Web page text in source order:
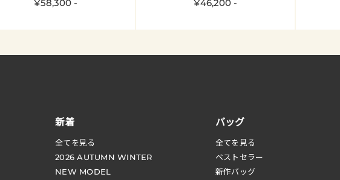
¥58,300 - ¥46,200 -
新着
全てを見る
2026 AUTUMN WINTER
NEW MODEL
バッグ
全てを見る
ベストセラー
新作バッグ